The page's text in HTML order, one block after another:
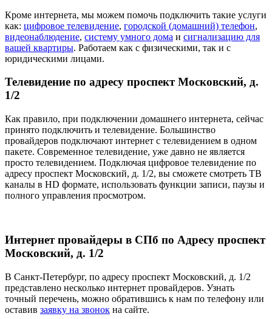
Кроме интернета, мы можем помочь подключить такие услуги
как: цифровое телевидение, городской (домашний) телефон,
видеонаблюдение, систему умного дома и сигнализацию для
вашей квартиры. Работаем как с физическими, так и с
юридическими лицами.
Телевидение по адресу проспект Московский, д.
1/2
Как правило, при подключении домашнего интернета, сейчас
принято подключить и телевидение. Большинство
провайдеров подключают интернет с телевидением в одном
пакете. Современное телевидение, уже давно не является
просто телевидением. Подключая цифровое телевидение по
адресу проспект Московский, д. 1/2, вы сможете смотреть ТВ
каналы в HD формате, использовать функции записи, паузы и
полного управления просмотром.
Интернет провайдеры в СПб по Адресу проспект
Московский, д. 1/2
В Санкт-Петербург, по адресу проспект Московский, д. 1/2
представлено несколько интернет провайдеров. Узнать
точный перечень, можно обратившись к нам по телефону или
оставив заявку на звонок на сайте.